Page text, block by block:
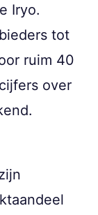
Iryo.
tot
ruim 40
over